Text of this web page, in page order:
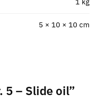
5 × 10 × 10 cm
5 – Slide oil”